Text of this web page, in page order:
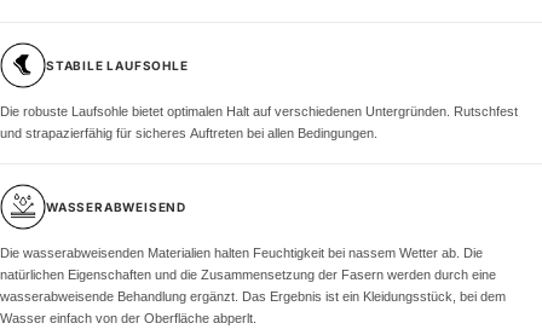
STABILE LAUFSOHLE
Die robuste Laufsohle bietet optimalen Halt auf verschiedenen Untergründen. Rutschfest
und strapazierfähig für sicheres Auftreten bei allen Bedingungen.
WASSERABWEISEND
Die wasserabweisenden Materialien halten Feuchtigkeit bei nassem Wetter ab. Die
natürlichen Eigenschaften und die Zusammensetzung der Fasern werden durch eine
wasserabweisende Behandlung ergänzt. Das Ergebnis ist ein Kleidungsstück, bei dem
Wasser einfach von der Oberfläche abperlt.